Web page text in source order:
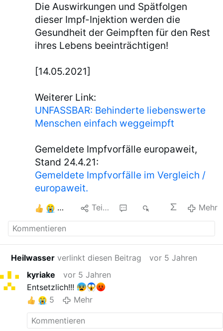
Die Auswirkungen und Spätfolgen
dieser Impf-Injektion werden die
Gesundheit der Geimpften für den Rest
ihres Lebens beeinträchtigen!
[14.05.2021]
Weiterer Link:
UNFASSBAR: Behinderte liebenswerte
Menschen einfach weggeimpft
Gemeldete Impfvorfälle europaweit,
Stand 24.4.21:
Gemeldete Impfvorfälle im Vergleich /
europaweit.
Teilen Mehr
Heilwasser verlinkt diesen Beitrag
vor 5 Jahren
kyriake
vor 5 Jahren
Entsetzlich!!!
5
Mehr